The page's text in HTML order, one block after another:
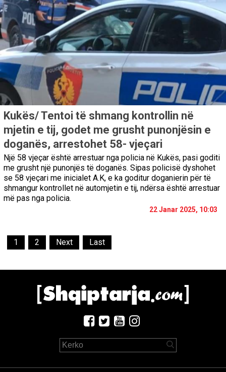
Kukës/ Tentoi të shmang kontrollin në
mjetin e tij, godet me grusht punonjësin e
doganës, arrestohet 58- vjeçari
Një 58 vjeçar është arrestuar nga policia në Kukës, pasi goditi
me grusht një punonjës të doganës. Sipas policisë dyshohet
se 58 vjeçari me inicialet A.K, e ka goditur doganierin për të
shmangur kontrollet në automjetin e tij, ndërsa është arrestuar
më pas nga policia.
22 Janar 2025, 10:03
1 2 Next Last